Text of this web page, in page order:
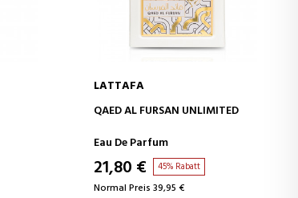
IN DEN WARENKORB
LATTAFA
QAED AL FURSAN UNLIMITED
Eau De Parfum
21,80 € 45% Rabatt
Normal Preis 39,95 €